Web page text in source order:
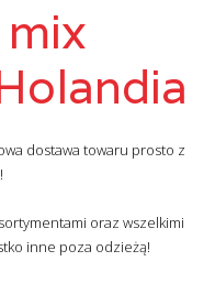
dostawa towaru prosto z
oraz wszelkimi
inne poza odzieżą!